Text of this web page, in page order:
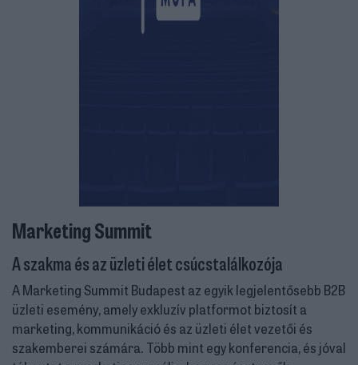
Marketing Summit
A szakma és az üzleti élet csúcstalálkozója
A Marketing Summit Budapest az egyik legjelentősebb B2B
üzleti esemény, amely exkluzív platformot biztosít a
marketing, kommunikáció és az üzleti élet vezetői és
szakemberei számára. Több mint egy konferencia, és jóval